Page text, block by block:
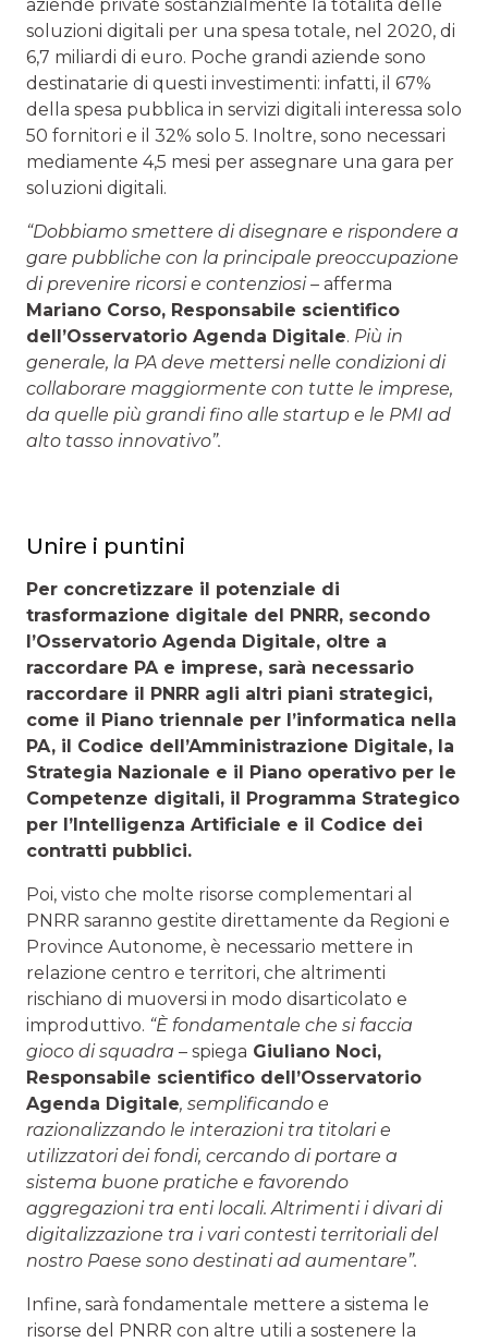
aziende private sostanzialmente la totalità delle
soluzioni digitali per una spesa totale, nel 2020, di
6,7 miliardi di euro. Poche grandi aziende sono
destinatarie di questi investimenti: infatti, il 67%
della spesa pubblica in servizi digitali interessa solo
50 fornitori e il 32% solo 5. Inoltre, sono necessari
mediamente 4,5 mesi per assegnare una gara per
soluzioni digitali.
“Dobbiamo smettere di disegnare e rispondere a
gare pubbliche con la principale preoccupazione
di prevenire ricorsi e contenziosi – afferma
Mariano Corso, Responsabile scientifico
dell’Osservatorio Agenda Digitale. Più in
generale, la PA deve mettersi nelle condizioni di
collaborare maggiormente con tutte le imprese,
da quelle più grandi fino alle startup e le PMI ad
alto tasso innovativo”.
Unire i puntini
Per concretizzare il potenziale di
trasformazione digitale del PNRR, secondo
l’Osservatorio Agenda Digitale, oltre a
raccordare PA e imprese, sarà necessario
raccordare il PNRR agli altri piani strategici,
come il Piano triennale per l’informatica nella
PA, il Codice dell’Amministrazione Digitale, la
Strategia Nazionale e il Piano operativo per le
Competenze digitali, il Programma Strategico
per l’Intelligenza Artificiale e il Codice dei
contratti pubblici.
Poi, visto che molte risorse complementari al
PNRR saranno gestite direttamente da Regioni e
Province Autonome, è necessario mettere in
relazione centro e territori, che altrimenti
rischiano di muoversi in modo disarticolato e
improduttivo. “È fondamentale che si faccia
gioco di squadra – spiega Giuliano Noci,
Responsabile scientifico dell’Osservatorio
Agenda Digitale, semplificando e
razionalizzando le interazioni tra titolari e
utilizzatori dei fondi, cercando di portare a
sistema buone pratiche e favorendo
aggregazioni tra enti locali. Altrimenti i divari di
digitalizzazione tra i vari contesti territoriali del
nostro Paese sono destinati ad aumentare”.
Infine, sarà fondamentale mettere a sistema le
risorse del PNRR con altre utili a sostenere la